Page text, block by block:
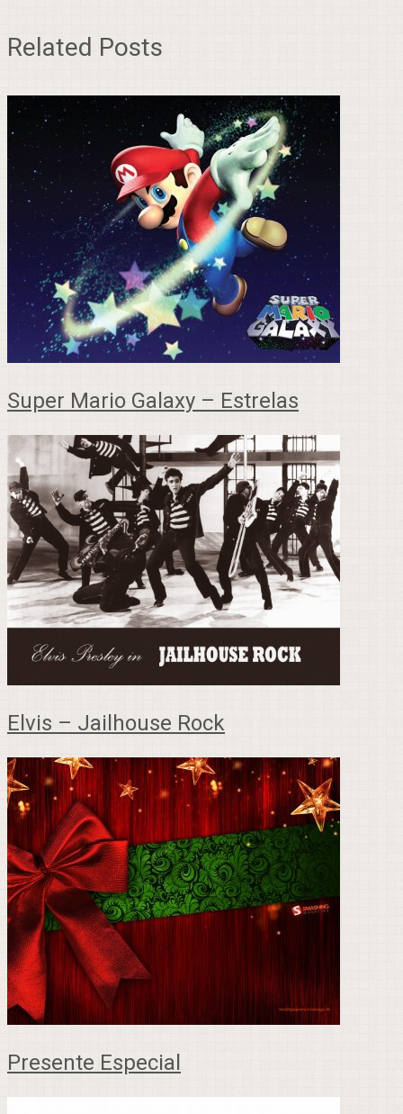
Related Posts
Super Mario Galaxy – Estrelas
Elvis – Jailhouse Rock
Presente Especial